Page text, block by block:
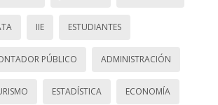
IIE ESTUDIANTES
PÚBLICO ADMINISTRACIÓN
ESTADÍSTICA ECONOMÍA